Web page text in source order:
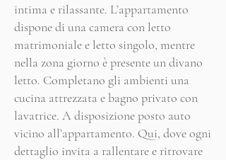
intima e rilassante. L’appartamento
dispone di una camera con letto
matrimoniale e letto singolo, mentre
nella zona giorno è presente un divano
letto. Completano gli ambienti una
cucina attrezzata e bagno privato con
lavatrice. A disposizione posto auto
vicino all’appartamento. Qui, dove ogni
dettaglio invita a rallentare e ritrovare